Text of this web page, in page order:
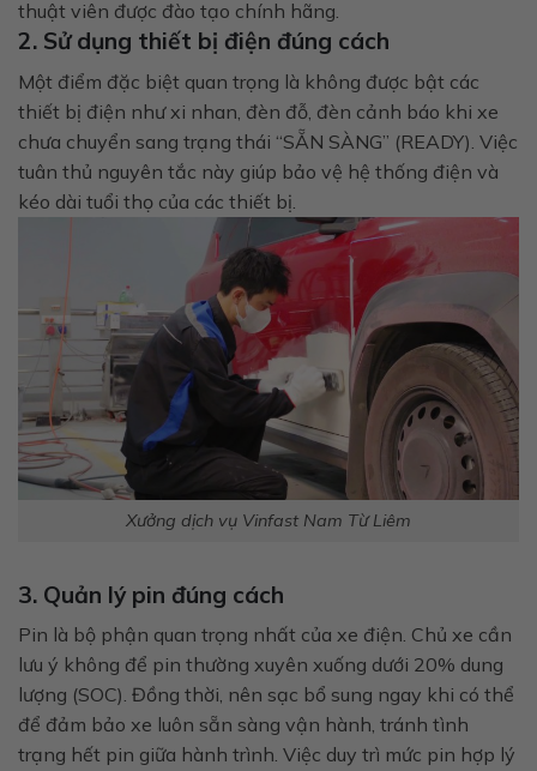
thuật viên được đào tạo chính hãng.
2. Sử dụng thiết bị điện đúng cách
Một điểm đặc biệt quan trọng là không được bật các
thiết bị điện như xi nhan, đèn đỗ, đèn cảnh báo khi xe
chưa chuyển sang trạng thái “SẴN SÀNG” (READY). Việc
tuân thủ nguyên tắc này giúp bảo vệ hệ thống điện và
kéo dài tuổi thọ của các thiết bị.
Xưởng dịch vụ Vinfast Nam Từ Liêm
3. Quản lý pin đúng cách
Pin là bộ phận quan trọng nhất của xe điện. Chủ xe cần
lưu ý không để pin thường xuyên xuống dưới 20% dung
lượng (SOC). Đồng thời, nên sạc bổ sung ngay khi có thể
để đảm bảo xe luôn sẵn sàng vận hành, tránh tình
trạng hết pin giữa hành trình. Việc duy trì mức pin hợp lý